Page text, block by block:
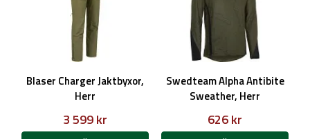
Blaser Charger Jaktbyxor,
Herr
3 599 kr
Swedteam Alpha Antibite
Sweather, Herr
626 kr